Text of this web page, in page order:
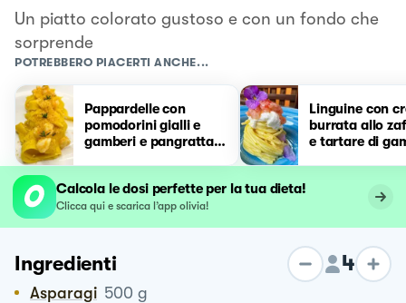
Un piatto colorato gustoso e con un fondo che
sorprende
POTREBBERO PIACERTI ANCHE...
Pappardelle con
pomodorini gialli e
gamberi e pangrattato
Linguine con
burrata allo
e tartare di
Calcola le dosi perfette per la tua dieta!
Clicca qui e scarica l’app olivia!
Ingredienti 4
Asparagi 500 g